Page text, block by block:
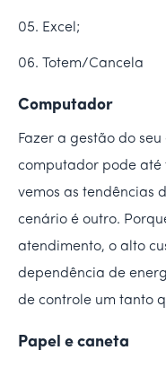
05. Excel;
06. Totem/Cancela
Computador
Fazer a gestão do
computador pode até
vemos as tendências
cenário é outro.
atendimento, o alto
dependência de
de controle um tanto
Papel e caneta